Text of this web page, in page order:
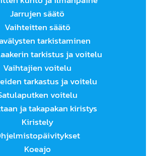
Jarrujen säätö
Vaihteitten säätö
tarkistaminen
tarkistus ja voitelu
Vaihtajien voitelu
tarkastus ja voitelu
voitelu
ja takapakan kiristys
Kiristely
Koeajo